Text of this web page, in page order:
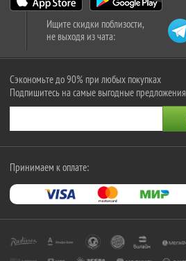
Ищите скидки поблизости,
не выходя из чата:
Сэкономьте до 90% при любых покупках
Подпишитесь на самые выгодные предложения
Принимаем к оплате: